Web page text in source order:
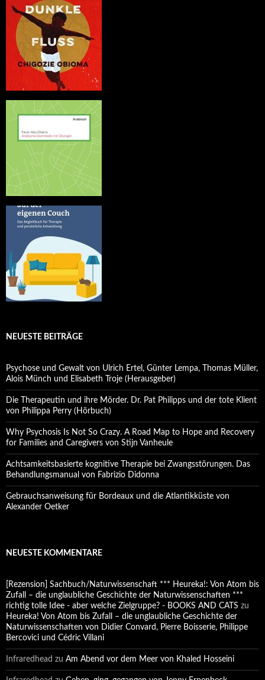
NEUESTE BEITRÄGE
Psychose und Gewalt von Ulrich Ertel, Günter Lempa, Thomas Müller,
Alois Münch und Elisabeth Troje (Herausgeber)
Die Therapeutin und ihre Mörder. Dr. Pat Philipps und der tote Klient
von Philippa Perry (Hörbuch)
Why Psychosis Is Not So Crazy. A Road Map to Hope and Recovery
for Families and Caregivers von Stijn Vanheule
Achtsamkeitsbasierte kognitive Therapie bei Zwangsstörungen. Das
Behandlungsmanual von Fabrizio Didonna
Gebrauchsanweisung für Bordeaux und die Atlantikküste von
Alexander Oetker
NEUESTE KOMMENTARE
[Rezension] Sachbuch/Naturwissenschaft *** Heureka!: Von Atom bis
Zufall – die unglaubliche Geschichte der Naturwissenschaften ***
richtig tolle Idee - aber welche Zielgruppe? - BOOKS AND CATS zu
Heureka! Von Atom bis Zufall – die unglaubliche Geschichte der
Naturwissenschaften von Didier Convard, Pierre Boisserie, Philippe
Bercovici und Cédric Villani
Infraredhead zu Am Abend vor dem Meer von Khaled Hosseini